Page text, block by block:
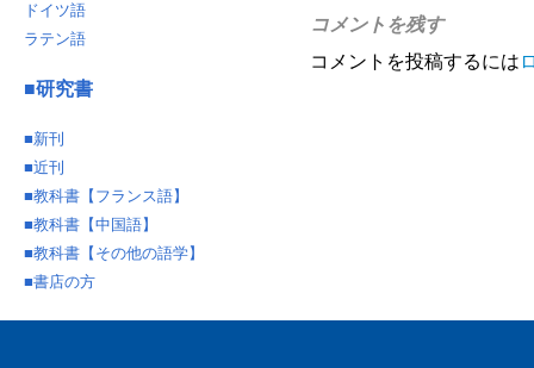
コメントを残す
コメントを投稿するには
ドイツ語
ラテン語
■研究書
■新刊
■近刊
■教科書【フランス語】
■教科書【中国語】
■教科書【その他の語学】
■書店の方